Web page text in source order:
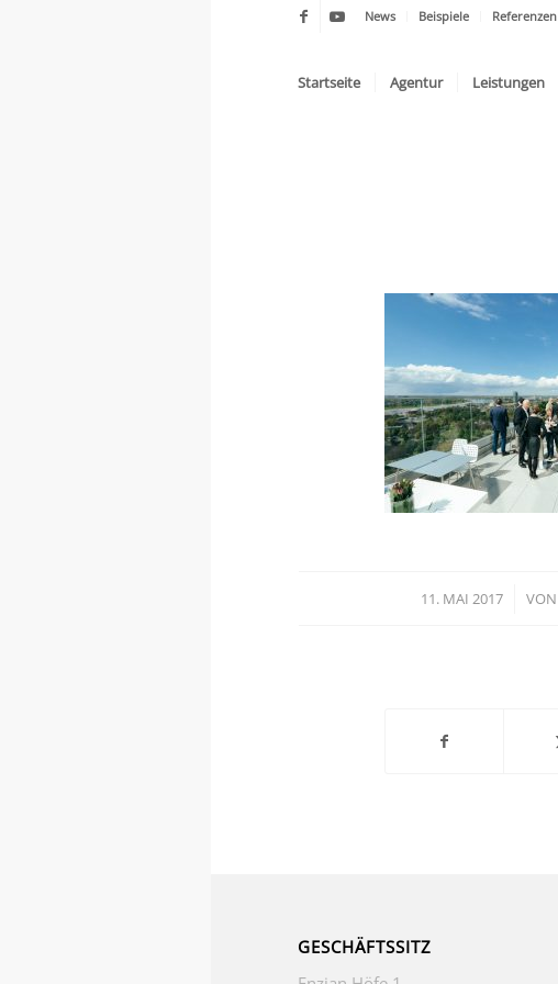
News Beispiele Referenzen
Startseite Agentur Leistungen
11. MAI 2017
/ VON
GESCHÄFTSSITZ